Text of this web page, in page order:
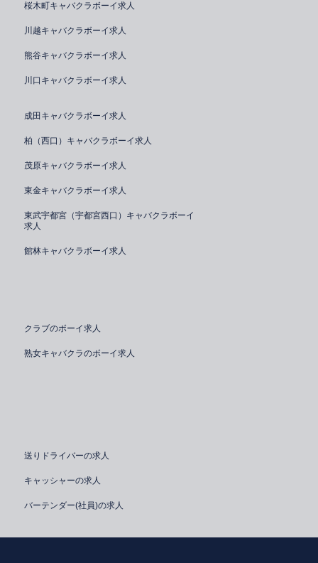
桜木町キャバクラボーイ求人
川越キャバクラボーイ求人
熊谷キャバクラボーイ求人
川口キャバクラボーイ求人
成田キャバクラボーイ求人
柏（西口）キャバクラボーイ求人
茂原キャバクラボーイ求人
東金キャバクラボーイ求人
東武宇都宮（宇都宮西口）キャバクラボーイ
求人
館林キャバクラボーイ求人
クラブのボーイ求人
熟女キャバクラのボーイ求人
送りドライバーの求人
キャッシャーの求人
バーテンダー(社員)の求人